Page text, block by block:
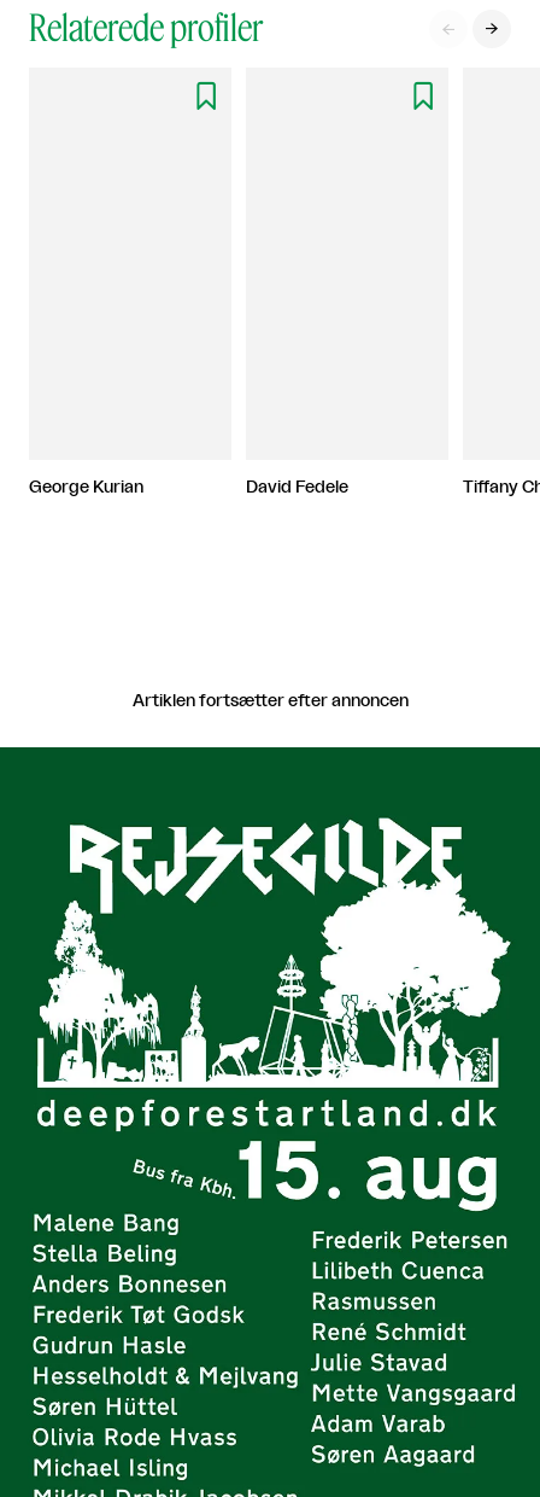
Relaterede profiler  

George Kurian

David Fedele Tiffany
Artiklen fortsætter efter annoncen